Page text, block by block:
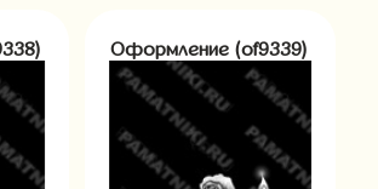
Оформление (of9339)